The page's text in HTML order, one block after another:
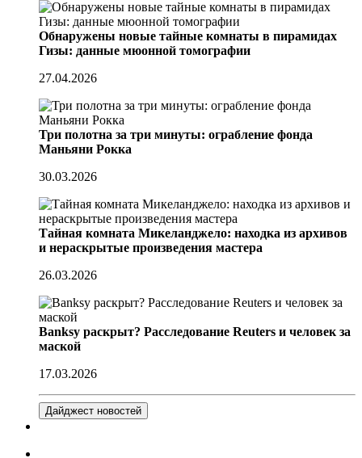
Обнаружены новые тайные комнаты в пирамидах
Гизы: данные мюонной томографии
27.04.2026
Три полотна за три минуты: ограбление фонда
Маньяни Рокка
30.03.2026
Тайная комната Микеланджело: находка из архивов
и нераскрытые произведения мастера
26.03.2026
Banksy раскрыт? Расследование Reuters и человек за
маской
17.03.2026
Дайджест новостей